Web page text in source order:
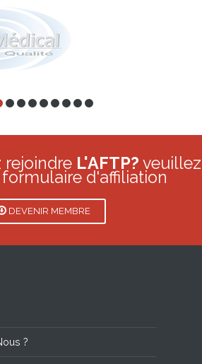
rejoindre L'AFTP? veuillez
d'affiliation
DEVENIR MEMBRE
?